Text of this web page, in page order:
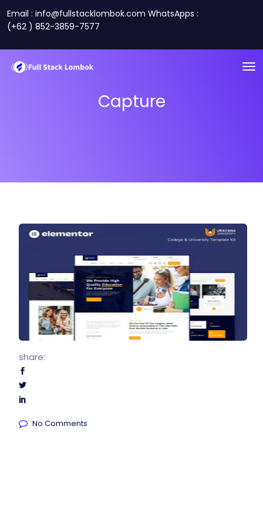
Email : info@fullstacklombok.com WhatsApps :
(+62 ) 852-3859-7577
Capture
share:
No Comments